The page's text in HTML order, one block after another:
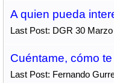
A quien pueda
Last Post: DGR 30
Cuéntame, cómo
Last Post: Fernando